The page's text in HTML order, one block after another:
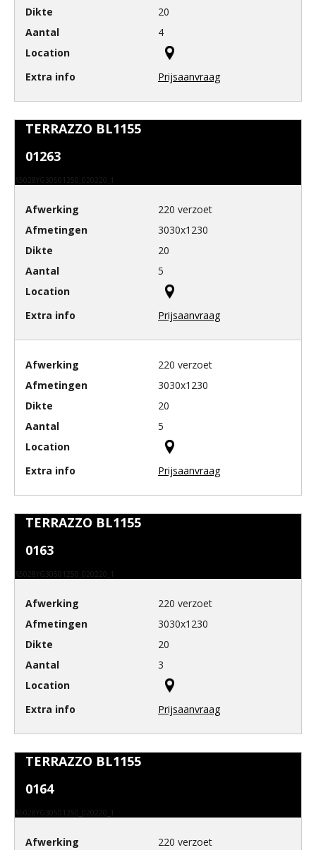
20
4
Prijsaanvraag
TERRAZZO BL1155
01263
A5028YG30501250_020220_1
220 verzoet
3030x1230
20
5
Prijsaanvraag
220 verzoet
3030x1230
20
5
Prijsaanvraag
TERRAZZO BL1155
0163
A5028YG30501250_020220_1
220 verzoet
3030x1230
20
3
Prijsaanvraag
TERRAZZO BL1155
0164
A5028YG30501250_020220_1
220 verzoet